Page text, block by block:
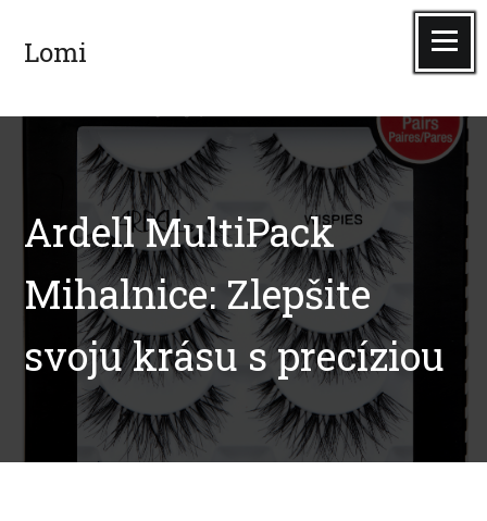
Lomi Menu
Ardell MultiPack
Mihalnice: Zlepšite
svoju krásu s precíziou